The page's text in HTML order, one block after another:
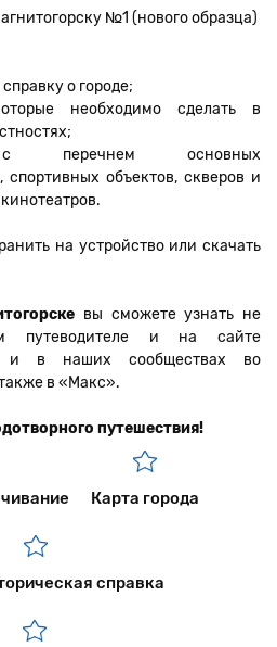
№1 (нового образца)
о городе;
необходимо сделать в
перечнем основных
спортивных объектов, скверов и
на устройство или скачать
вы сможете узнать не
путеводителе и на сайте
и в наших сообществах во
в «Макс».
путешествия!
Карта города
справка